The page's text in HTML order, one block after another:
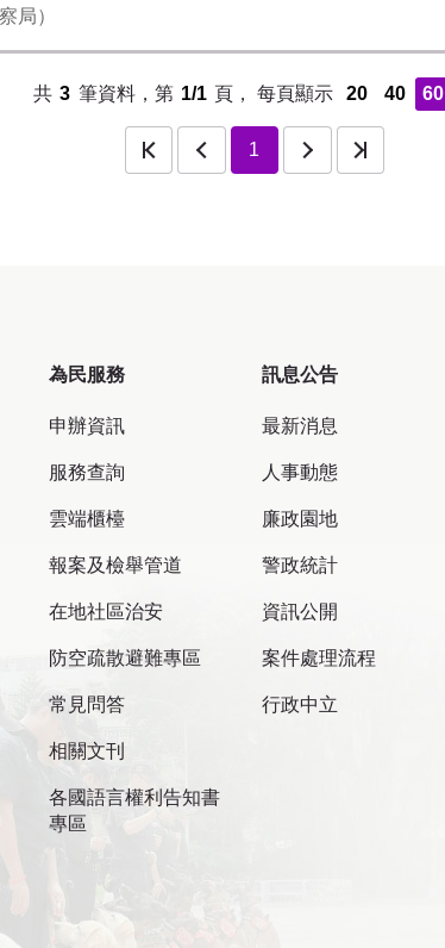
局
共 3 筆資料，第 1/1 頁，每頁顯示 20 40 60
1
最後一頁
為民服務
申辦資訊
服務查詢
雲端櫃檯
報案及檢舉管道
在地社區治安
防空疏散避難專區
常見問答
相關文刊
各國語言權利告知書
專區
訊息公告
最新消息
人事動態
廉政園地
警政統計
資訊公開
案件處理流程
行政中立